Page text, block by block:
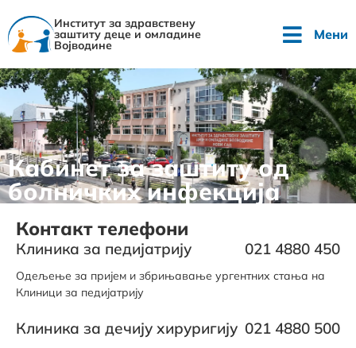
Институт за здравствену
заштиту деце и омладине
Војводине
Мени
Кабинет за заштиту од
болничких инфекција
Контакт телефони
Клиника за педијатрију 021 4880 450
Одељење за пријем и збрињавање ургентних стања на
Клиници за педијатрију
Клиника за дечију хируригију 021 4880 500